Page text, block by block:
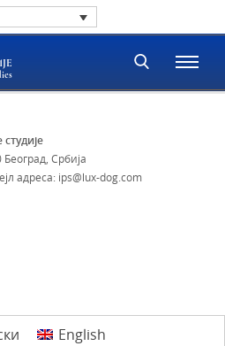
Србија
адреса: ips@lux-dog.com
English